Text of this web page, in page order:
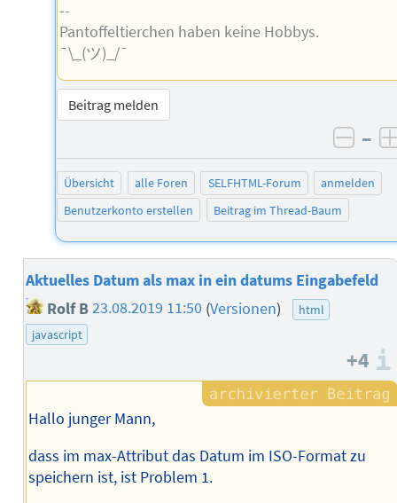
--
Pantoffeltierchen haben keine Hobbys.
¯\_(ツ)_/¯
Beitrag melden
–
Übersicht alle Foren SELFHTML-Forum
anmelden
Benutzerkonto erstellen
Beitrag im Thread-Baum
Aktuelles Datum als max in ein datums Eingabefeld
Rolf B23.08.2019 11:50 (Versionen)
html
javascript
+4
Hallo junger Mann,
dass im max-Attribut das Datum im ISO-Format zu
speichern ist, ist Problem 1.